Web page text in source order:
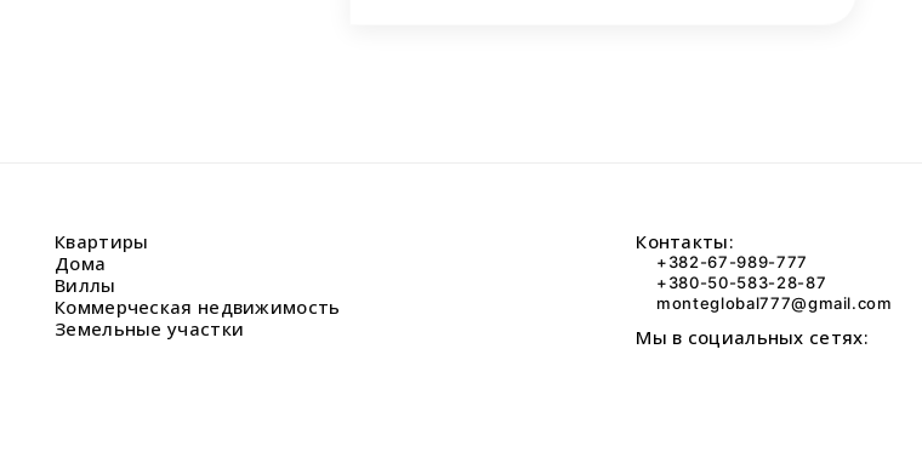
Квартиры
Дома
Виллы
Коммерческая недвижимость
Земельные участки
Контакты:
+382-67-989-777
+380-50-583-28-87
monteglobal777@gmail.com
Мы в социальных сетях: